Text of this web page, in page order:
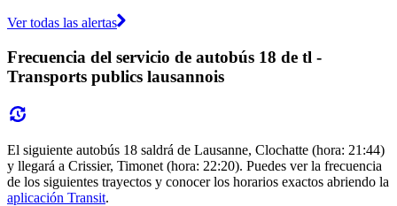
Ver todas las alertas
Frecuencia del servicio de autobús 18 de tl -
Transports publics lausannois
El siguiente autobús 18 saldrá de Lausanne, Clochatte (hora: 21:44)
y llegará a Crissier, Timonet (hora: 22:20). Puedes ver la frecuencia
de los siguientes trayectos y conocer los horarios exactos abriendo la
aplicación Transit.